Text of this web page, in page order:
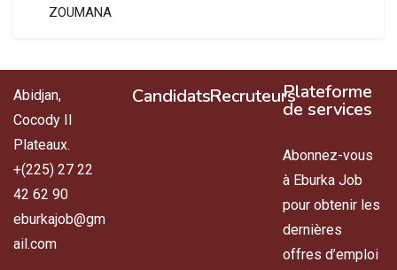
ZOUMANA
Abidjan,
Cocody II
Plateaux.
+(225) 27 22
42 62 90
eburkajob@gm
ail.com
CandidatsRecruteursPlateforme
de services
Abonnez-vous
à Eburka Job
pour obtenir les
dernières
offres d’emploi